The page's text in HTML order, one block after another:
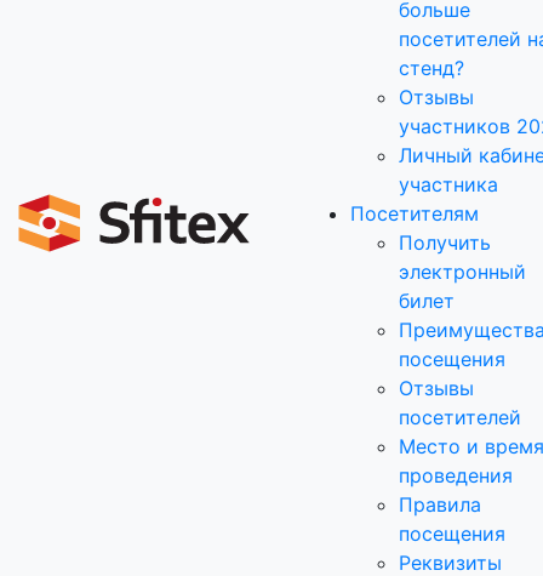
больше
посетителей
стенд?
Отзывы
участников
Личный
участника
Посетителям
Получить
электронный
билет
посещения
Отзывы
посетителей
Место и время
проведения
Правила
посещения
Реквизиты